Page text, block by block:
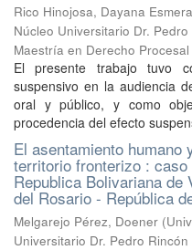
Rico Hinojosa, Dayana
Núcleo Universitario Dr.
Maestría en Derecho Procesal
El presente trabajo tuvo
suspensivo en la audiencia
oral y público, y como
procedencia del efecto
El asentamiento humano
territorio fronterizo :
Republica Bolivariana de
del Rosario - República
Melgarejo Pérez, Doener (
Universitario Dr. Pedro